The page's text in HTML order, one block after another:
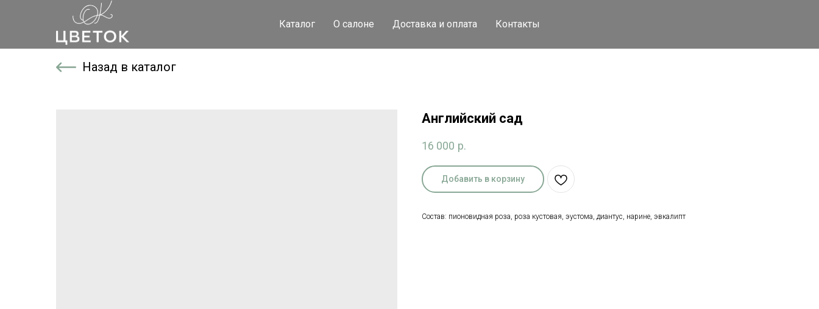
Каталог О салоне Доставка и оплата Контакты
Назад в каталог
Английский сад
16 000 р.
Добавить в корзину
Состав: пионовидная роза, роза кустовая, эустома, диантус, нарине, эвкалипт